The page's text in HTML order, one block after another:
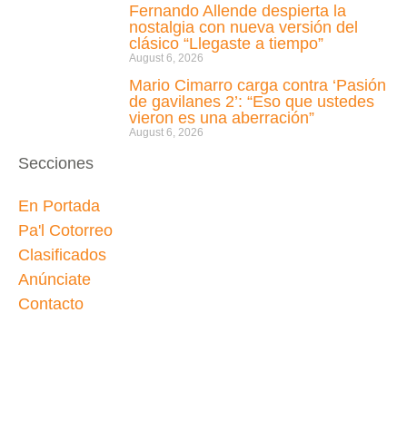
Fernando Allende despierta la
nostalgia con nueva versión del
clásico “Llegaste a tiempo”
August 6, 2026
Mario Cimarro carga contra ‘Pasión
de gavilanes 2’: “Eso que ustedes
vieron es una aberración”
August 6, 2026
Secciones
En Portada
Pa'l Cotorreo
Clasificados
Anúnciate
Contacto